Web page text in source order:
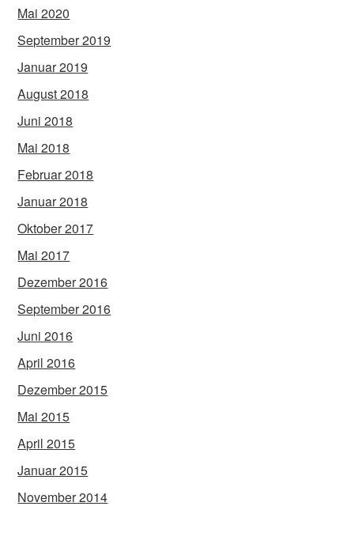
Mai 2020
September 2019
Januar 2019
August 2018
Juni 2018
Mai 2018
Februar 2018
Januar 2018
Oktober 2017
Mai 2017
Dezember 2016
September 2016
Juni 2016
April 2016
Dezember 2015
Mai 2015
April 2015
Januar 2015
November 2014